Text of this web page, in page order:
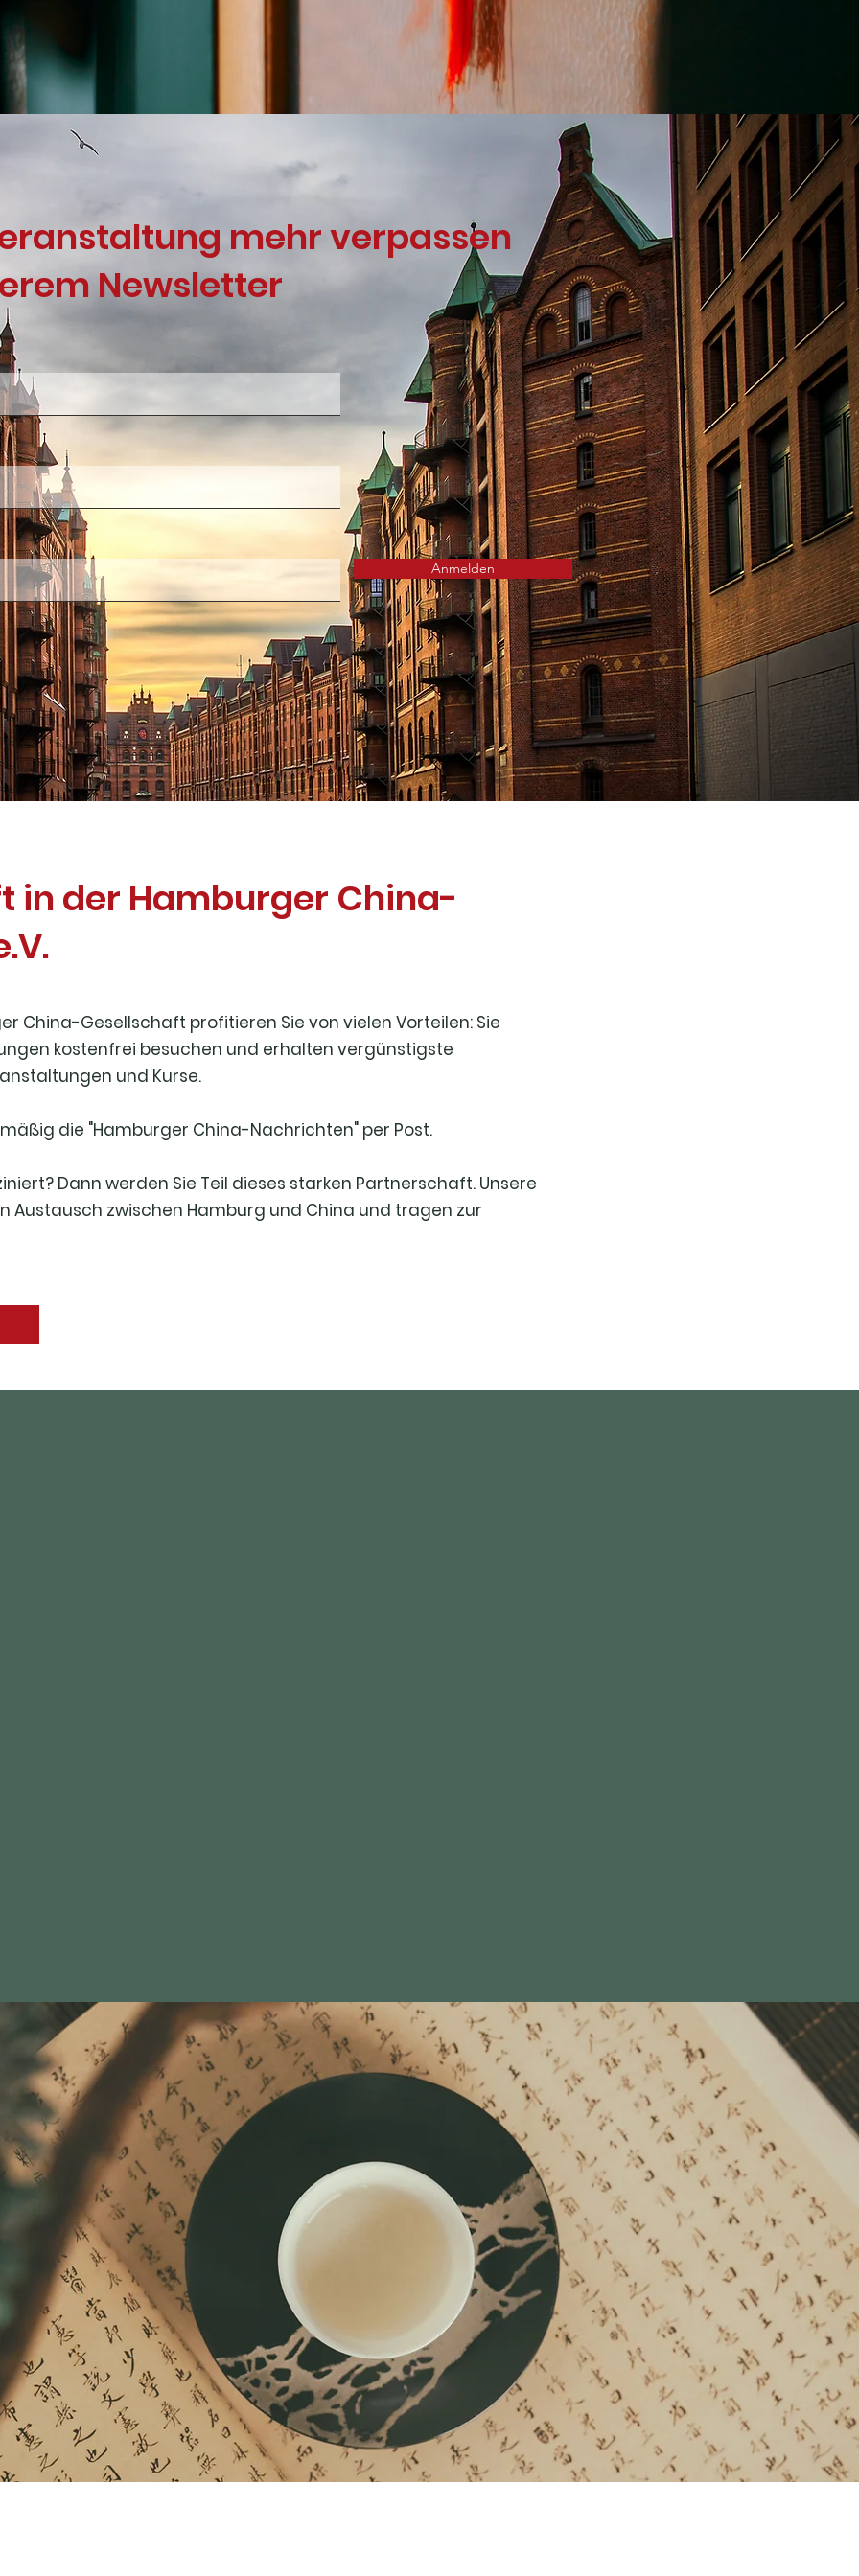
mehr verpassen
Newsletter
Anmelden
in der Hamburger China-
China-Gesellschaft profitieren Sie von vielen Vorteilen: Sie
kostenfrei besuchen und erhalten vergünstigste
und Kurse.
die "Hamburger China-Nachrichten" per Post.
Dann werden Sie Teil dieses starken Partnerschaft. Unsere
Austausch zwischen Hamburg und China und tragen zur
ist ein Schatz, der seinem Besitzer
immer folgt.“
Chinesisches Sprichwort